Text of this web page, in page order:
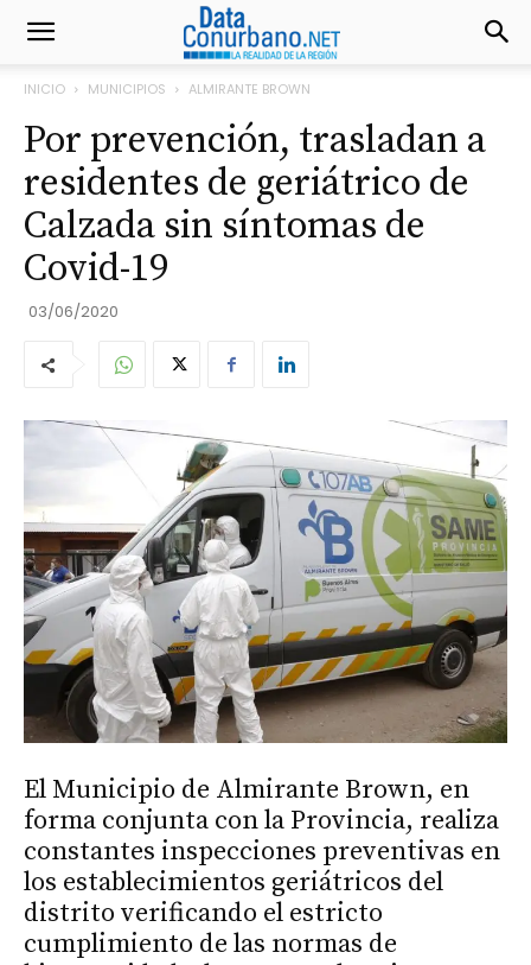
INICIO MUNICIPIOS ALMIRANTE BROWN
Por prevención, trasladan a
residentes de geriátrico de
Calzada sin síntomas de
Covid-19
03/06/2020
El Municipio de Almirante Brown, en
forma conjunta con la Provincia, realiza
constantes inspecciones preventivas en
los establecimientos geriátricos del
distrito verificando el estricto
cumplimiento de las normas de